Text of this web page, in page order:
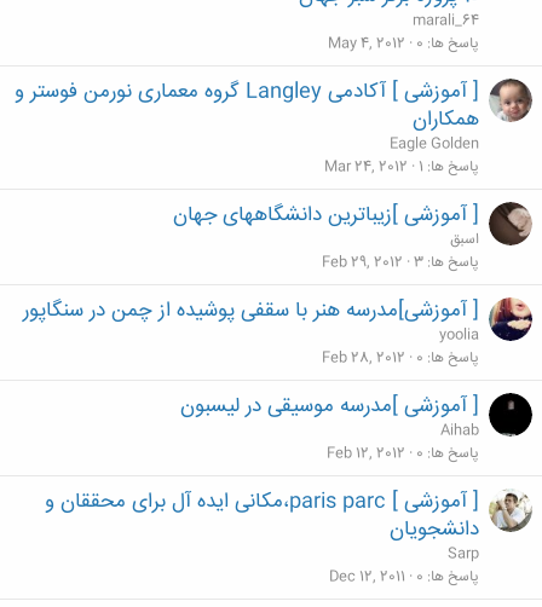
marali_64
پاسخ ها 0
May 4, 2012
[ آموزشی ] آکادمی Langley گروه معماری نورمن فوستر و
همکاران
Eagle Golden
پاسخ ها 1
Mar 24, 2012
[ آموزشی ]زیباترین دانشگاههای جهان
اسبق
پاسخ ها 3
Feb 29, 2012
[ آموزشی]مدرسه هنر با سقفی پوشیده از چمن در سنگاپور
yoolia
پاسخ ها 0
Feb 28, 2012
[ آموزشی ]مدرسه موسیقی در لیسبون
Aihab
پاسخ ها 0
Feb 12, 2012
[ آموزشی ] paris parc،مکانی ایده آل برای محققان و
دانشجویان
Sarp
پاسخ ها 0
Dec 12, 2011